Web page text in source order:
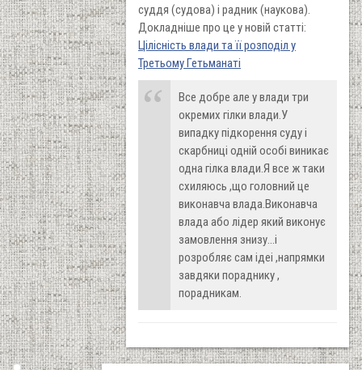
суддя (судова) і радник (наукова).
Докладніше про це у новій статті:
Цілісність влади та її розподіл у
Третьому Гетьманаті
Все добре але у влади три
окремих гілки влади.У
випадку підкорення суду і
скарбниці одній особі виникає
одна гілка влади.Я все ж таки
схиляюсь ,що головний це
виконавча влада.Виконавча
влада або лідер який виконує
замовлення знизу...і
розробляє сам ідеі ,напрямки
завдяки пораднику ,
порадникам.